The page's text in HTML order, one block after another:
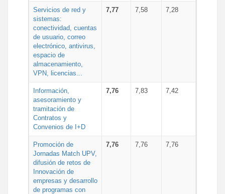
Servicios de red y
sistemas:
conectividad, cuentas
de usuario, correo
electrónico, antivirus,
espacio de
almacenamiento,
VPN, licencias...
7,77 7,58 7,28
Información,
asesoramiento y
tramitación de
Contratos y
Convenios de I+D
7,76 7,83 7,42
Promoción de
Jornadas Match UPV,
difusión de retos de
Innovación de
empresas y desarrollo
de programas con
7,76 7,76 7,76